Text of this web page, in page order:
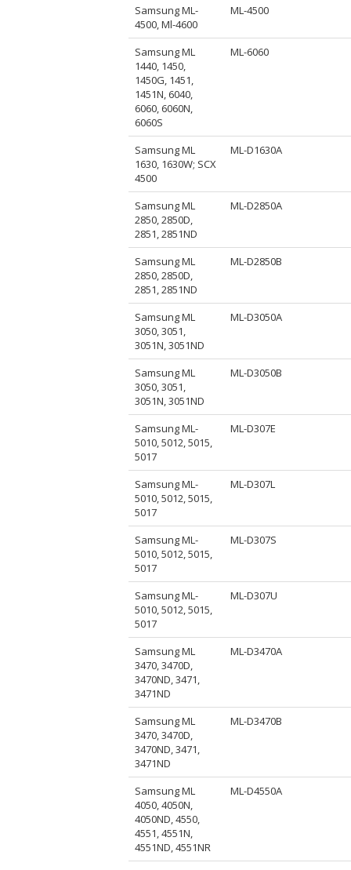
Samsung ML-
4500, Ml-4600
ML-4500
Samsung ML
1440, 1450,
1450G, 1451,
1451N, 6040,
6060, 6060N,
6060S
ML-6060
Samsung ML
1630, 1630W; SCX
4500
ML-D1630A
Samsung ML
2850, 2850D,
2851, 2851ND
ML-D2850A
Samsung ML
2850, 2850D,
2851, 2851ND
ML-D2850B
Samsung ML
3050, 3051,
3051N, 3051ND
ML-D3050A
Samsung ML
3050, 3051,
3051N, 3051ND
ML-D3050B
Samsung ML-
5010, 5012, 5015,
5017
ML-D307E
Samsung ML-
5010, 5012, 5015,
5017
ML-D307L
Samsung ML-
5010, 5012, 5015,
5017
ML-D307S
Samsung ML-
5010, 5012, 5015,
5017
ML-D307U
Samsung ML
3470, 3470D,
3470ND, 3471,
3471ND
ML-D3470A
Samsung ML
3470, 3470D,
3470ND, 3471,
3471ND
ML-D3470B
Samsung ML
4050, 4050N,
4050ND, 4550,
4551, 4551N,
4551ND, 4551NR
ML-D4550A